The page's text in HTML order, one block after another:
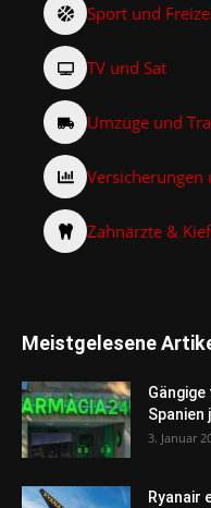
Sport und
TV und Sat
Umzüge und
Versicherungen
Zahnärzte &
Meistgelesene
3. Januar
Ryanair